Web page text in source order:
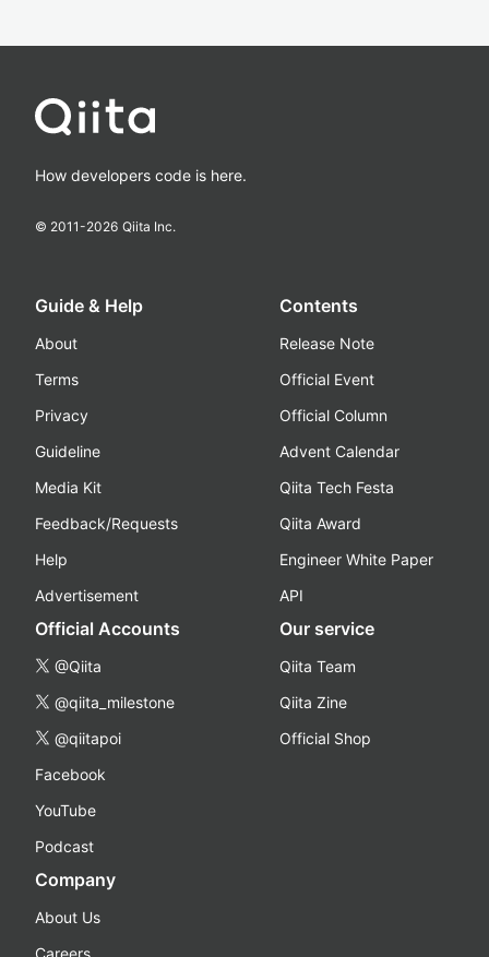
How developers code is here.
© 2011-2026 Qiita Inc.
Guide & Help
About
Terms
Privacy
Guideline
Media Kit
Feedback/Requests
Help
Advertisement
Contents
Release Note
Official Event
Official Column
Advent Calendar
Qiita Tech Festa
Qiita Award
Engineer White Paper
API
Official Accounts
@Qiita
@qiita_milestone
@qiitapoi
Facebook
YouTube
Podcast
Our service
Qiita Team
Qiita Zine
Official Shop
Company
About Us
Careers